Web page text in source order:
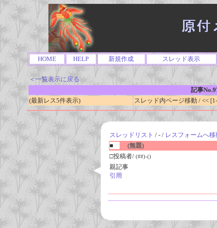
HOME HELP 新規作成 スレッド表示
＜一覧表示に戻る
記事
(最新レス5件表示)
スレッド内ページ移動 / <<
スレッドリスト / - / レスフォームへ移
■
(無題)
□投稿者/ (##)-()
親記事
引用